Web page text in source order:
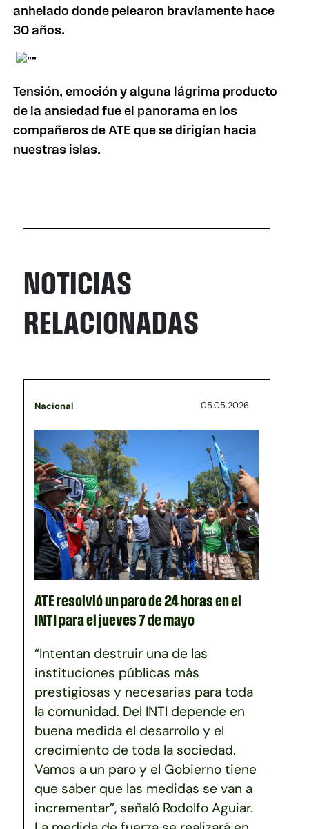
anhelado donde pelearon bravíamente hace
30 años.
Tensión, emoción y alguna lágrima producto
de la ansiedad fue el panorama en los
compañeros de ATE que se dirigían hacia
nuestras islas.
NOTICIAS
RELACIONADAS
Nacional 05.05.2026
ATE resolvió un paro de 24 horas en el
INTI para el jueves 7 de mayo
“Intentan destruir una de las
instituciones públicas más
prestigiosas y necesarias para toda
la comunidad. Del INTI depende en
buena medida el desarrollo y el
crecimiento de toda la sociedad.
Vamos a un paro y el Gobierno tiene
que saber que las medidas se van a
incrementar”, señaló Rodolfo Aguiar.